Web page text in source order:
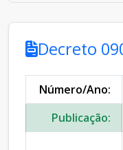
Decreto
Número/Ano:
Publicação: